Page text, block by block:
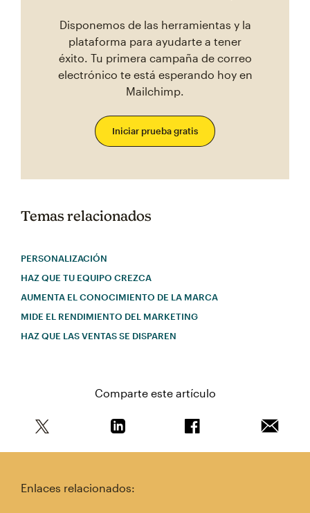
Disponemos de las herramientas y la
plataforma para ayudarte a tener
éxito. Tu primera campaña de correo
electrónico te está esperando hoy en
Mailchimp.
Iniciar prueba gratis
Temas relacionados
PERSONALIZACIÓN
HAZ QUE TU EQUIPO CREZCA
AUMENTA EL CONOCIMIENTO DE LA MARCA
MIDE EL RENDIMIENTO DEL MARKETING
HAZ QUE LAS VENTAS SE DISPAREN
Comparte este artículo
Enlaces relacionados: